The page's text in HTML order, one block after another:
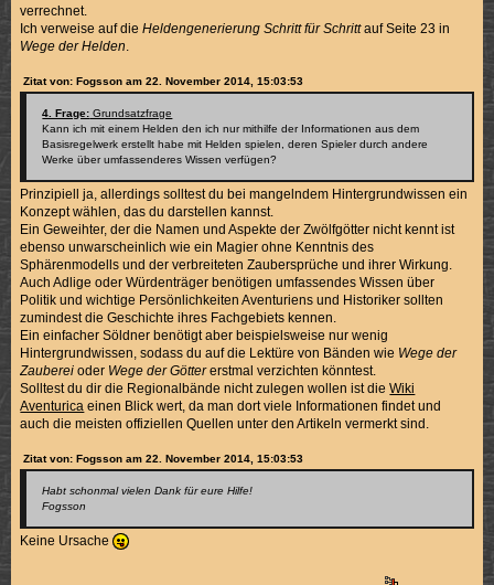
verrechnet.
Ich verweise auf dieHeldengenerierung Schritt für Schrittauf Seite 23 in
Wege der Helden
Zitat von: Fogsson am 22. November 2014, 15:03:53
4. Frage: Grundsatzfrage
Kann ich mit einem Helden den ich nur mithilfe der Informationen aus dem
Basisregelwerk erstellt habe mit Helden spielen, deren Spieler durch andere
Werke über umfassenderes Wissen verfügen?
Prinzipiell ja, allerdings solltest du bei mangelndem Hintergrundwissen ein
Konzept wählen, das du darstellen kannst.
Ein Geweihter, der die Namen und Aspekte der Zwölfgötter nicht kennt ist
ebenso unwarscheinlich wie ein Magier ohne Kenntnis des
Sphärenmodells und der verbreiteten Zaubersprüche und ihrer Wirkung.
Auch Adlige oder Würdenträger benötigen umfassendes Wissen über
Politik und wichtige Persönlichkeiten Aventuriens und Historiker sollten
zumindest die Geschichte ihres Fachgebiets kennen.
Ein einfacher Söldner benötigt aber beispielsweise nur wenig
Hintergrundwissen, sodass du auf die Lektüre von Bänden wie Wege der
Zauberei oder Wege der Göttererstmal verzichten könntest.
Solltest du dir die Regionalbände nicht zulegen wollen ist dieWiki
Aventurica einen Blick wert, da man dort viele Informationen findet und
auch die meisten offiziellen Quellen unter den Artikeln vermerkt sind.
Zitat von: Fogsson am 22. November 2014, 15:03:53
Habt schonmal vielen Dank für eure Hilfe!
Fogsson
Keine Ursache